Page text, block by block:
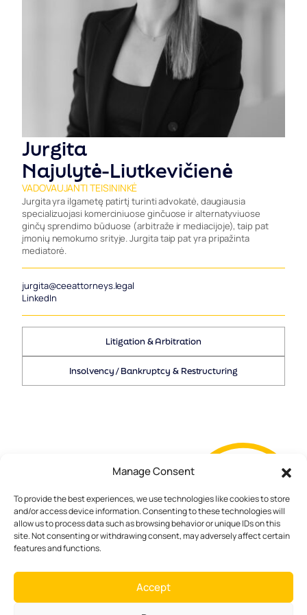
Manage Consent
To provide the best experiences, we use technologies like cookies to store
and/or access device information. Consenting to these technologies will
allow us to process data such as browsing behavior or unique IDs on this
site. Not consenting or withdrawing consent, may adversely affect certain
features and functions.
Accept
Jurgita
Najulytė-Liutkevičienė
VADOVAUJANTI TEISININKĖ
Jurgita yra ilgametę patirtį turinti advokatė, daugiausia
specializuojasi komerciniuose ginčuose ir alternatyviuose
ginčų sprendimo būduose (arbitraže ir mediacijoje), taip pat
įmonių nemokumo srityje. Jurgita taip pat yra pripažinta
mediatorė.
jurgita@ceeattorneys.legal
LinkedIn
Litigation & Arbitration
Insolvency / Bankruptcy & Restructuring
Members of
Pagrindinis
Teisininkai